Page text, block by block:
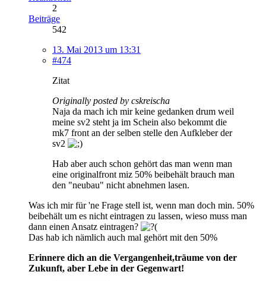
2
Beiträge
542
13. Mai 2013 um 13:31
#474
Zitat
Originally posted by cskreischa
Naja da mach ich mir keine gedanken drum weil
meine sv2 steht ja im Schein also bekommt die
mk7 front an der selben stelle den Aufkleber der
sv2
Hab aber auch schon gehört das man wenn man
eine originalfront miz 50% beibehält brauch man
den "neubau" nicht abnehmen lasen.
Was ich mir für 'ne Frage stell ist, wenn man doch min. 50%
beibehält um es nicht eintragen zu lassen, wieso muss man
dann einen Ansatz eintragen?
Das hab ich nämlich auch mal gehört mit den 50%
Erinnere dich an die Vergangenheit,träume von der
Zukunft, aber Lebe in der Gegenwart!